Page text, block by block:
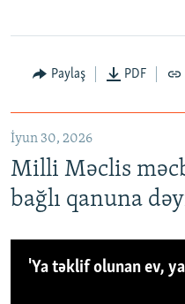
Paylaş PDF
İyun 30, 2026
Milli Məclis
bağlı qanuna